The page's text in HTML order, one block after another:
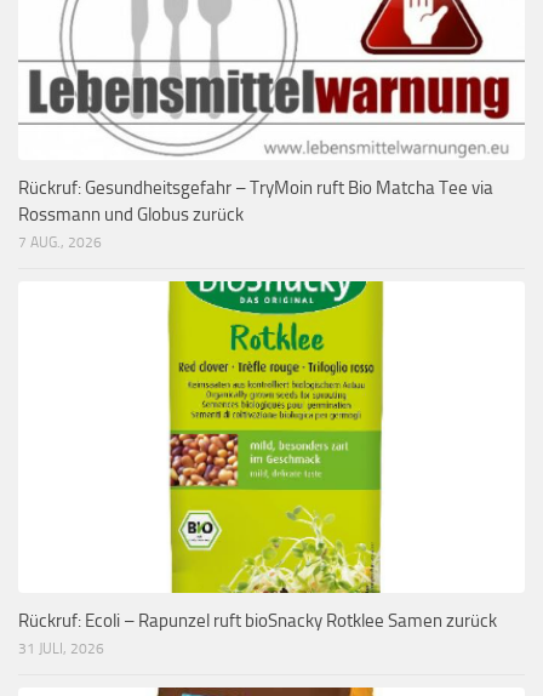
Rückruf: Gesundheitsgefahr – TryMoin ruft Bio Matcha Tee via
Rossmann und Globus zurück
7 AUG., 2026
Rückruf: Ecoli – Rapunzel ruft bioSnacky Rotklee Samen zurück
31 JULI, 2026